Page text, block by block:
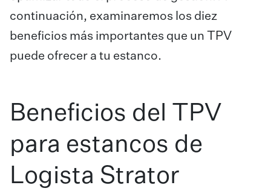
continuación, examinaremos los diez
beneficios más importantes que un TPV
puede ofrecer a tu estanco.
Beneficios del TPV
para estancos de
Logista Strator